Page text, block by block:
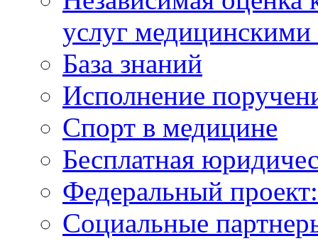
услуг
База знаний
Исполнение
Спорт в медицине
Бесплатная
Федеральный
Социальные